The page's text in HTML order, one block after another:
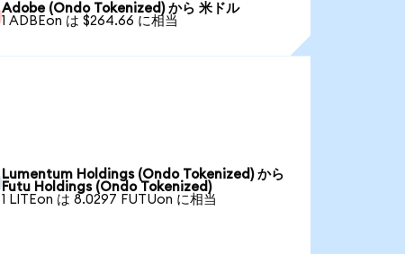
Adobe (Ondo Tokenized) から 米ドル
1 ADBEon は $264.66 に相当
Lumentum Holdings (Ondo Tokenized) から
Futu Holdings (Ondo Tokenized)
1 LITEon は 8.0297 FUTUon に相当